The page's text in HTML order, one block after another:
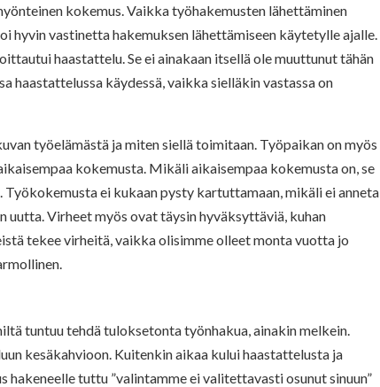
kokemus. Vaikka työhakemusten lähettäminen
hyvin vastinetta hakemuksen lähettämiseen käytetylle ajalle.
haastattelu. Se ei ainakaan itsellä ole muuttunut tähän
haastattelussa käydessä, vaikka sielläkin vastassa on
työelämästä ja miten siellä toimitaan. Työpaikan on myös
kokemusta. Mikäli aikaisempaa kokemusta on, se
ei kukaan pysty kartuttamaan, mikäli ei anneta
Virheet myös ovat täysin hyväksyttäviä, kuhan
tekee virheitä, vaikka olisimme olleet monta vuotta jo
tuntuu tehdä tuloksetonta työnhakua, ainakin melkein.
kesäkahvioon. Kuitenkin aikaa kului haastattelusta ja
tuttu ”valintamme ei valitettavasti osunut sinuun”